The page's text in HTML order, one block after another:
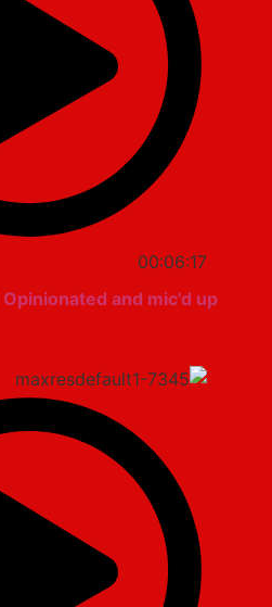
00:06:17
| Opinionated and mic'd up